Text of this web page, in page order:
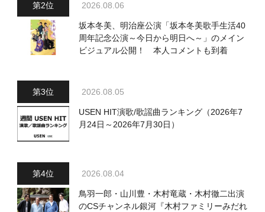
2026.08.06
坂本冬美、明治座公演「坂本冬美歌手生活40
周年記念公演～今日から明日へ～」のメイン
ビジュアル公開！ 本人コメントも到着
2026.08.05
USEN HIT演歌/歌謡曲ランキング（2026年7
月24日～2026年7月30日）
2026.08.04
鳥羽一郎・山川豊・木村竜蔵・木村徹二出演
のCSチャンネル銀河『木村ファミリーみだれ